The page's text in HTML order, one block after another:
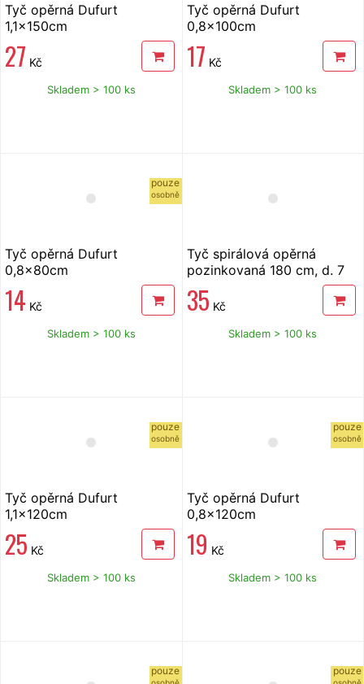
Tyč opěrná Dufurt
1,1x150cm
27 Kč
Skladem > 100 ks
Tyč opěrná Dufurt
0,8x100cm
17 Kč
Skladem > 100 ks
pouze
osobně
Tyč opěrná Dufurt
0,8x80cm
14 Kč
Skladem > 100 ks
Tyč spirálová opěrná
pozinkovaná 180 cm, d. 7
35 Kč
Skladem > 100 ks
pouze
osobně
Tyč opěrná Dufurt
1,1x120cm
25 Kč
Skladem > 100 ks
pouze
osobně
Tyč opěrná Dufurt
0,8x120cm
19 Kč
Skladem > 100 ks
pouze pouze